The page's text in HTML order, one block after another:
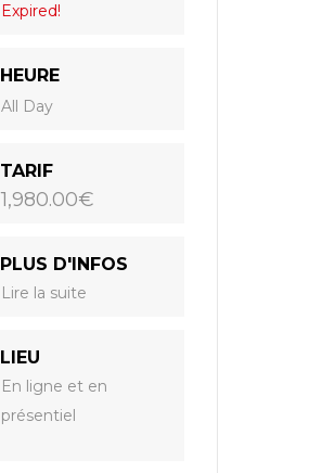
Expired!
HEURE
All Day
TARIF
1,980.00€
PLUS D'INFOS
Lire la suite
LIEU
En ligne et en
présentiel